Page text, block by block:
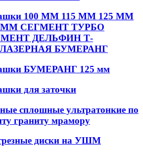
100 ММ 115 ММ 125 ММ
ММ СЕГМЕНТ ТУРБО
ДЕЛЬФИН Т-
БУМЕРАНГ
БУМЕРАНГ 125 мм
для заточки
сплошные ультратонкие по
граниту мрамору
диски на УШМ